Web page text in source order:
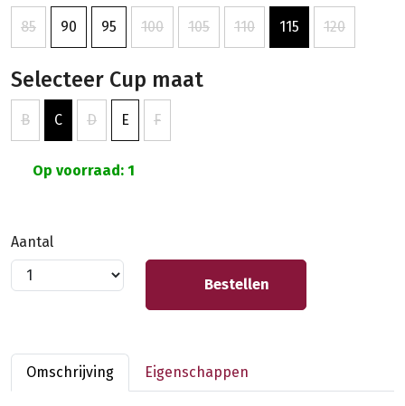
85 90 95 100 105 110 115 120
Selecteer Cup maat
B C D E F
Op voorraad: 1
Aantal
Bestellen
Omschrijving Eigenschappen